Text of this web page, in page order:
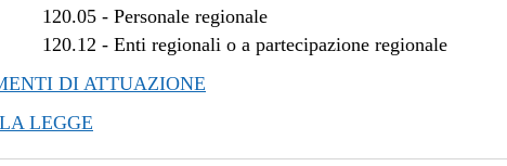
120.05 -Personale regionale
120.12 -Enti regionali o a partecipazione regionale
DI ATTUAZIONE
LEGGE